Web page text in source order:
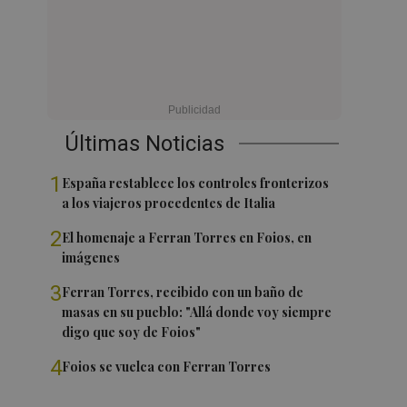
Últimas Noticias
1 España restablece los controles fronterizos
a los viajeros procedentes de Italia
2El homenaje a Ferran Torres en Foios, en
imágenes
3Ferran Torres, recibido con un baño de
masas en su pueblo: "Allá donde voy siempre
digo que soy de Foios"
4Foios se vuelca con Ferran Torres